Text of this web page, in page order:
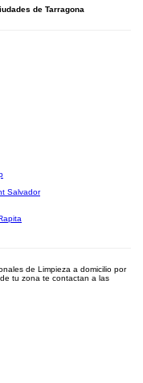
de Tarragona
Salvador
de Limpieza a domicilio por
tu zona te contactan a las